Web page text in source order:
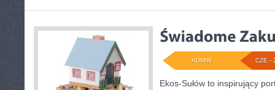
CZE -
ADMIN
Ekos-Sułów to inspirujący